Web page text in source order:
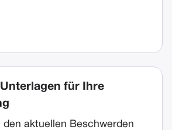
für Ihre
den aktuellen Beschwerden